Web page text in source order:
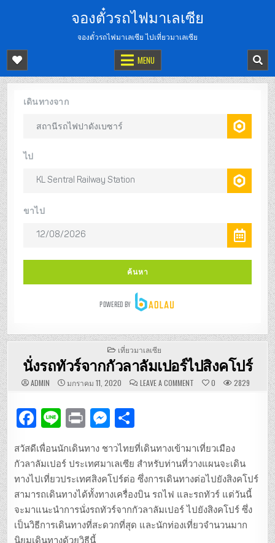
จองตั๋วรถไฟมาเลเซีย
จองตั๋วรถไฟมาเลเซีย ไปเที่ยวมาเลเซีย
MENU
POSTED
IN
เที่ยวมาเลเซีย
นั่งรถทัวร์จากกัวลาลัมเปอร์ไปสิงคโปร์
ADMIN มกราคม 11, 2020 LEAVE A COMMENT 0 2829
F
a
c
e
b
o
o
Li
e
P
n
t
M
es
se
n
g
er
h
ar
e
สวัสดีเพื่อนนักเดินทาง ชาวไทยที่เดินทางเข้ามาเที่ยวเมือง
กัวลาลัมเปอร์ ประเทศมาเลเซีย สำหรับท่านที่วางแผนจะเดิน
ทางไปเที่ยวประเทศสิงคโปร์ต่อ ซึ่งการเดินทางต่อไปยังสิงคโปร์
สามารถเดินทางได้ทั้งทางเครื่องบิน รถไฟ และรถทัวร์ แต่วันนี้
จะมาแนะนำการนั่งรถทัวร์จากกัวลาลัมเปอร์ ไปยังสิงคโปร์ ซึ่ง
เป็นวิธีการเดินทางที่สะดวกที่สุด และนักท่องเที่ยวจำนวนมาก
นิยมเดินทางด้วยวิธีนี้